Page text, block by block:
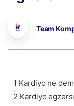
Team
1 Kardiyo ne
2 Kardiyo